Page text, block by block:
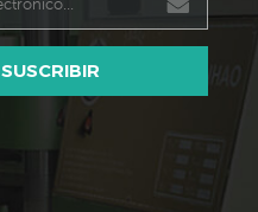
SUSCRIBIR